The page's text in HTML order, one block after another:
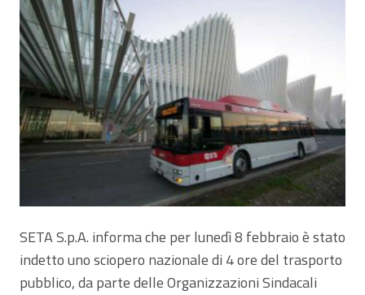
SETA S.p.A. informa che per lunedì 8 febbraio è stato
indetto uno sciopero nazionale di 4 ore del trasporto
pubblico, da parte delle Organizzazioni Sindacali